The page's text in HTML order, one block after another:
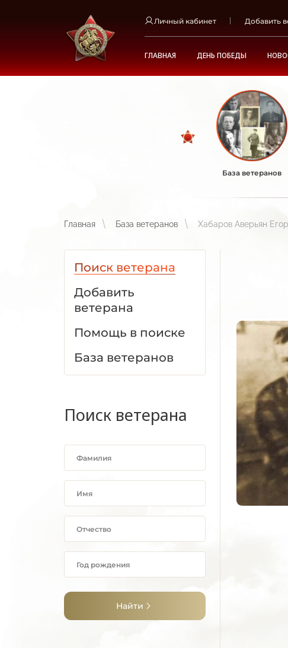
Личный кабинет Добавить
ГЛАВНАЯ ДЕНЬ ПОБЕДЫ
База ветеранов
Главная База ветеранов Хабаров Аверьян
Поиск ветерана
Добавить
ветерана
Помощь в поиске
База ветеранов
Поиск ветерана
Найти